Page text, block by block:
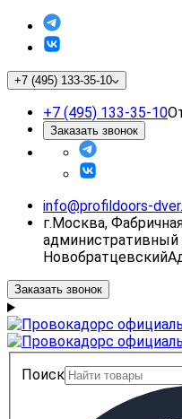
+7 (495) 133-35-10
+7 (495) 133-35-10
Заказать звонок
info@profildoors-
г.Москва,
административный
Новобратцевский
Заказать звонок
Поиск